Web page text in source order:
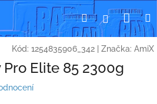
HledatPřihlášení
Kód: 1254835906_342 Značka: AmiX
Elite 85 2300g